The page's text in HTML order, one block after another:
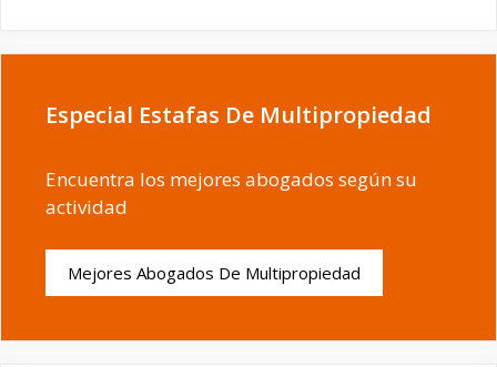
Especial Estafas De Multipropiedad
Encuentra los mejores abogados según su
actividad
Mejores Abogados De Multipropiedad